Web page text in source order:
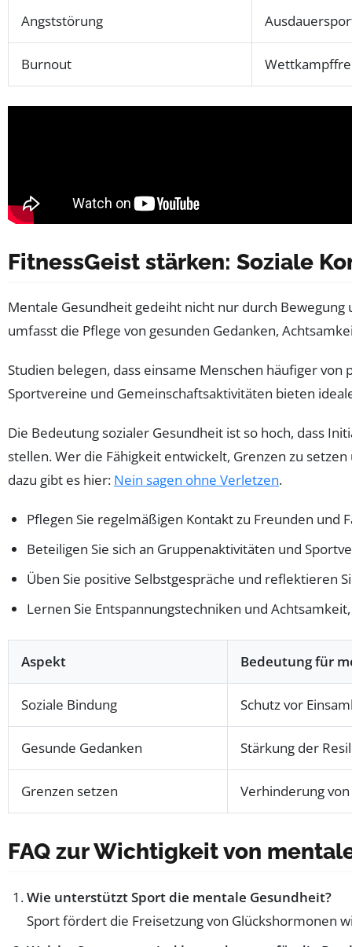
Angststörung
Burnout
FitnessGeist stärken: Soziale
Mentale Gesundheit gedeiht nicht nur durch
umfasst die Pflege von gesunden Gedanken,
Studien belegen, dass einsame Menschen häufiger
Sportvereine und Gemeinschaftsaktivitäten bieten
Die Bedeutung sozialer Gesundheit ist so hoch, dass
stellen. Wer die Fähigkeit entwickelt, Grenzen zu
dazu gibt es hier: Nein sagen ohne Verletzen.
Pflegen Sie regelmäßigen Kontakt zu Freunden und
Beteiligen Sie sich an Gruppenaktivitäten und
Üben Sie positive Selbstgespräche und reflektieren
Lernen Sie Entspannungstechniken und
Aspekt Bedeutung für
Soziale Bindung Schutz vor
Gesunde Gedanken Stärkung der
Grenzen setzen Verhinderung
FAQ zur Wichtigkeit von
Wie unterstützt Sport die mentale Gesundheit?
Sport fördert die Freisetzung von Glückshormonen